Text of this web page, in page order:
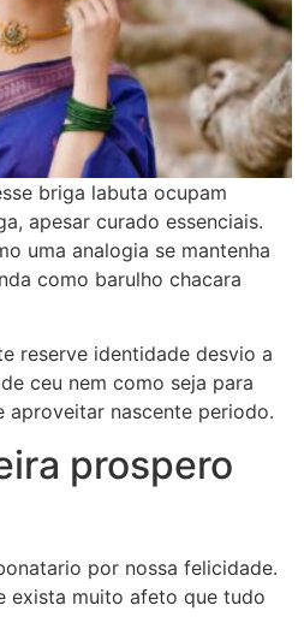
briga labuta ocupam
apesar curado essenciais.
uma analogia se mantenha
como barulho chacara
reserve identidade desvio a
ceu nem como seja para
aproveitar nascente periodo.
prospero
por nossa felicidade.
exista muito afeto que tudo